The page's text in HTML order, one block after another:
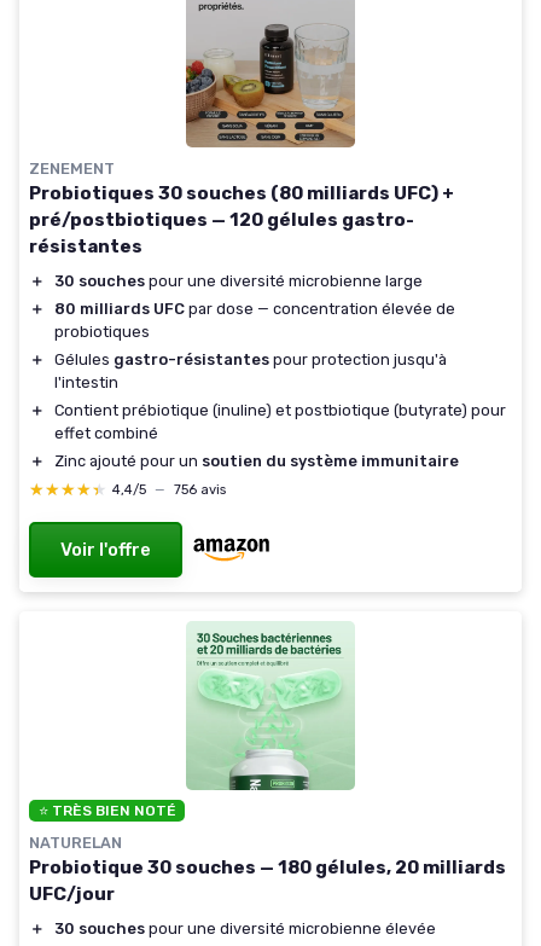
ZENEMENT
Probiotiques 30 souches (80 milliards UFC) +
pré/postbiotiques — 120 gélules gastro-
résistantes
＋ 30 souches pour une diversité microbienne large
＋
80 milliards UFC par dose — concentration élevée de
probiotiques
＋
Gélules gastro-résistantes pour protection jusqu'à
l'intestin
＋
Contient prébiotique (inuline) et postbiotique (butyrate) pour
effet combiné
＋
Zinc ajouté pour un soutien du système immunitaire
★★★★★
★★★★★ 4,4/5 — 756 avis
Voir l'offre
⭐ TRÈS BIEN NOTÉ
NATURELAN
Probiotique 30 souches — 180 gélules, 20 milliards
UFC/jour
＋ 30 souches pour une diversité microbienne élevée